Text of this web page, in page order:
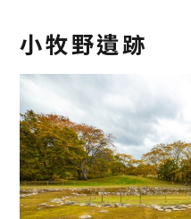
小牧野遺跡